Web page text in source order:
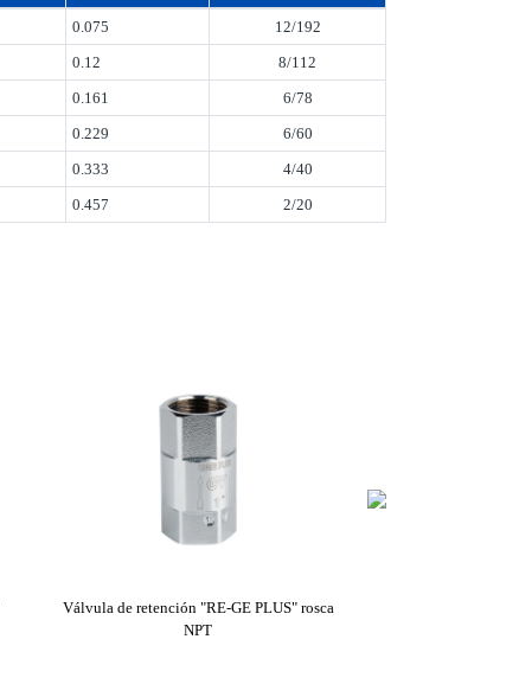
0.075
12/192
0.12
8/112
0.161
6/78
0.229
6/60
0.333
4/40
0.457 2/20
Válvula de retención "RE-GE PLUS" rosca
NPT